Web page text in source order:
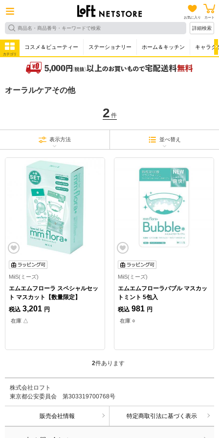
お気に入り カート
詳細検索
カテゴリ
コスメ＆ビューティー ステーショナリー ホーム＆キッチン キャラク
オーラルケアその他
2件
表示方法 並べ替え
MiiS(ミーズ)
エムエムフローラ スペシャルセッ
ト マスカット【数量限定】
税込 3,201 円
在庫 △
MiiS(ミーズ)
エムエムフローラバブル マスカッ
トミント 5包入
税込 981 円
在庫 ○
2件あります
株式会社ロフト
東京都公安委員会 第303319700768号
販売会社情報 特定商取引法に基づく表示